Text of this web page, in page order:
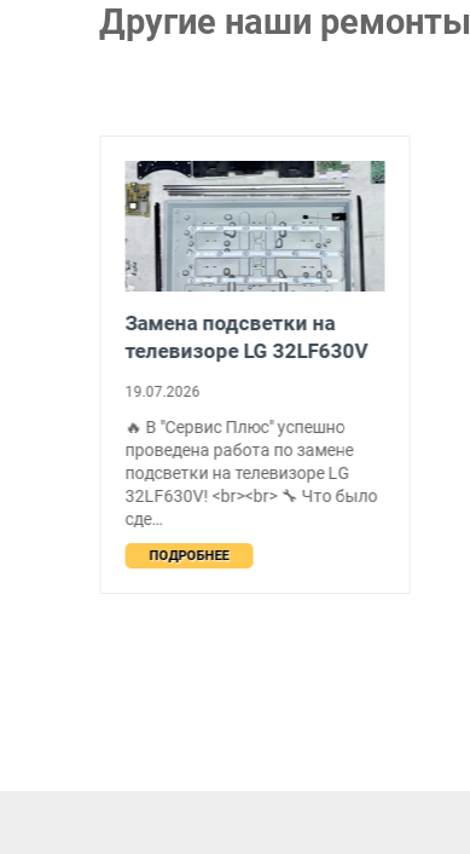
Другие наши ремонты
Замена подсветки на
телевизоре LG 32LF630V
19.07.2026
🔥 В "Сервис Плюс" успешно
проведена работа по замене
подсветки на телевизоре LG
32LF630V! <br><br> 🔧 Что было
сде…
ПОДРОБНЕЕ